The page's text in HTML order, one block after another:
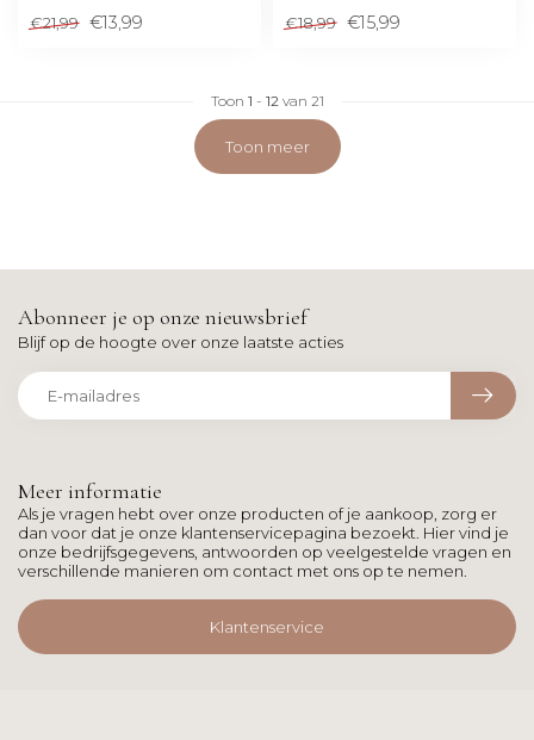
€21,99 €13,99 €18,99 €15,99
Toon 1 - 12van 21
Toon meer
Meer informatie
Als je vragen hebt over onze producten of je aankoop, zorg er
dan voor dat je onze klantenservicepagina bezoekt. Hier vind je
onze bedrijfsgegevens, antwoorden op veelgestelde vragen en
verschillende manieren om contact met ons op te nemen.
Klantenservice
Abonneer je op onze nieuwsbrief
Blijf op de hoogte over onze laatste acties